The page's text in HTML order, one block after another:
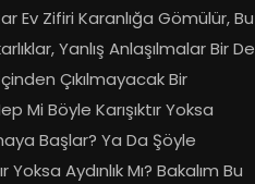
Ev Zifiri Karanlığa Gömülür, Bu
Yanlış Anlaşılmalar Bir De
Çıkılmayacak Bir
Mi Böyle Karışıktır Yoksa
Başlar? Ya Da Şöyle
Yoksa Aydınlık Mı? Bakalım Bu